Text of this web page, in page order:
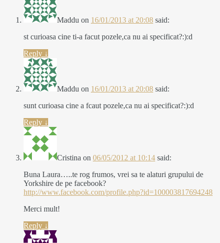
Maddu on 16/01/2013 at 20:08 said:
st curioasa cine ti-a facut pozele,ca nu ai specificat?:):d
Reply ↓
Maddu on 16/01/2013 at 20:08 said:
sunt curioasa cine a fcaut pozele,ca nu ai specificat?:):d
Reply ↓
Cristina on 06/05/2012 at 10:14 said:
Buna Laura…..te rog frumos, vrei sa te alaturi grupului de
Yorkshire de pe facebook?
http://www.facebook.com/profile.php?id=100003817694248
Merci mult!
Reply ↓